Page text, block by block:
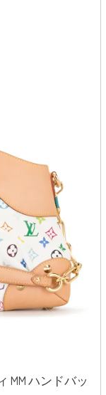
MM ハンドバッ